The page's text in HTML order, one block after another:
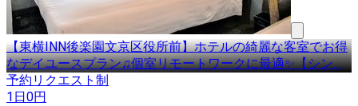
【東横INN後楽園文京区役所前】ホテルの綺麗な客室でお得
なデイユースプラン♫個室リモートワークに最適✨【シン…
予約リクエスト制
1日0円